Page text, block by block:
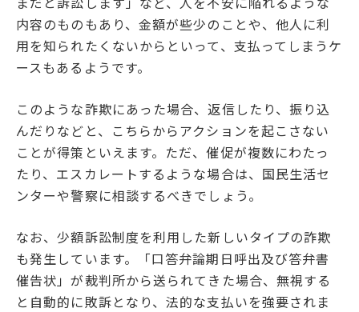
内容のものもあり、金額が些少のことや、他人に利
用を知られたくないからといって、支払ってしまうケ
ースもあるようです。
このような詐欺にあった場合、返信したり、振り込
んだりなどと、こちらからアクションを起こさない
ことが得策といえます。ただ、催促が複数にわたっ
たり、エスカレートするような場合は、国民生活セ
ンターや警察に相談するべきでしょう。
なお、少額訴訟制度を利用した新しいタイプの詐欺
も発生しています。「口答弁論期日呼出及び答弁書
催告状」が裁判所から送られてきた場合、無視する
と自動的に敗訴となり、法的な支払いを強要されま